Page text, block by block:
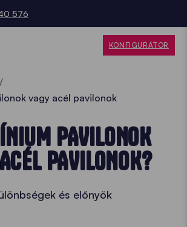
576
KONFIGURÁTOR
vagy acél pavilonok
PAVILONOK
PAVILONOK?
és előnyök